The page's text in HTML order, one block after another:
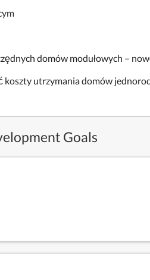
domów modułowych –
koszty utrzymania domów
Goals